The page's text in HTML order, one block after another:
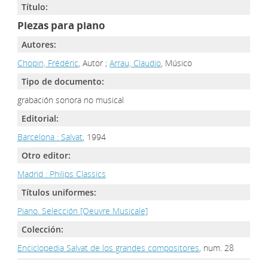
Título:
Piezas para piano
Autores:
Chopin, Frédéric, Autor ;Arrau, Claudio, Músico
Tipo de documento:
grabación sonora no musical
Editorial:
Barcelona : Salvat, 1994
Otro editor:
Madrid : Philips Classics
Títulos uniformes:
Piano. Selección [Oeuvre Musicale]
Colección:
Enciclopedia Salvat de los grandes compositores, num. 28